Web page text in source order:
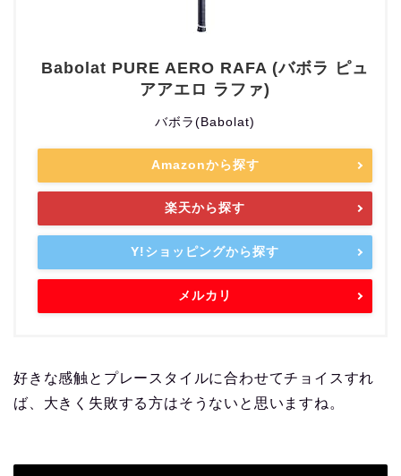
Babolat PURE AERO RAFA (バボラ ピュ
アアエロ ラファ)
バボラ(Babolat)
Amazonから探す
楽天から探す
Y!ショッピングから探す
メルカリ
好きな感触とプレースタイルに合わせてチョイスすれ
ば、大きく失敗する方はそうないと思いますね。